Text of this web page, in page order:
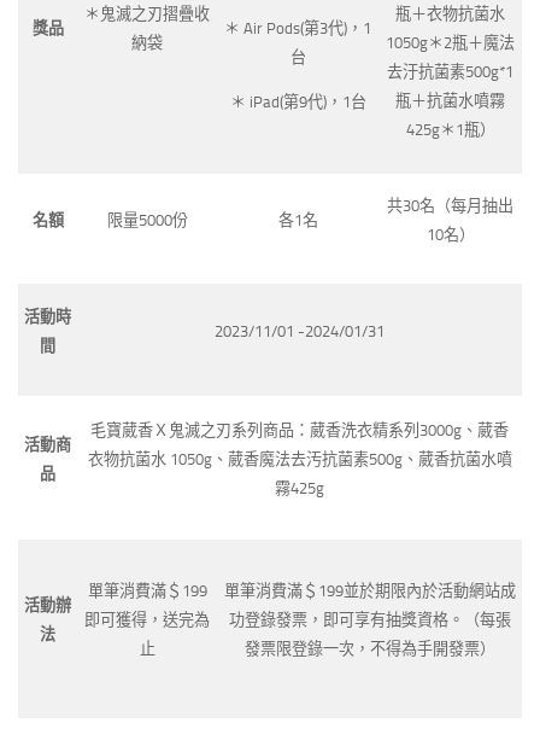
獎品
＊鬼滅之刃摺疊收
納袋
＊ Air Pods(第3代)，1
台
＊ iPad(第9代)，1台
瓶＋衣物抗菌水
1050g＊2瓶＋魔法
去汙抗菌素500g*1
瓶＋抗菌水噴霧
425g＊1瓶）
名額 限量5000份 各1名
共30名（每月抽出
10名）
活動時
間
2023/11/01 -2024/01/31
活動商
品
毛寶葳香Ｘ鬼滅之刃系列商品：葳香洗衣精系列3000g、葳香
衣物抗菌水 1050g、葳香魔法去汚抗菌素500g、葳香抗菌水噴
霧425g
活動辦
法
單筆消費滿＄199
即可獲得，送完為
止
單筆消費滿＄199並於期限內於活動網站成
功登錄發票，即可享有抽獎資格。（每張
發票限登錄一次，不得為手開發票）